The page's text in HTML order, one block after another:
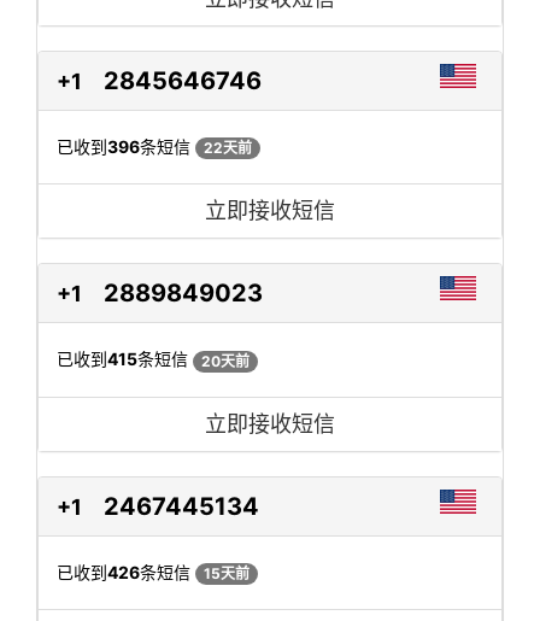
+1 2845646746
已收到396条短信 22天前
立即接收短信
+1 2889849023
已收到415条短信 20天前
立即接收短信
+1 2467445134
已收到426条短信 15天前